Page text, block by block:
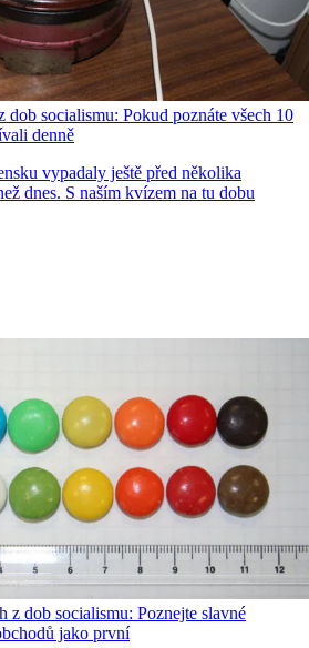
dob socialismu: Pokud poznáte všech 10
denně
vypadaly ještě před několika
dnes. S naším kvízem na tu dobu
dob socialismu: Poznejte slavné
jako první